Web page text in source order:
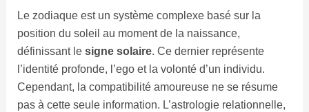
Le zodiaque est un système complexe basé sur la
position du soleil au moment de la naissance,
définissant le signe solaire. Ce dernier représente
l’identité profonde, l’ego et la volonté d’un individu.
Cependant, la compatibilité amoureuse ne se résume
pas à cette seule information. L’astrologie relationnelle,